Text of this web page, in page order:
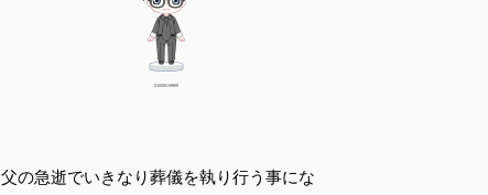
父の急逝でいきなり葬儀を執り行う事にな